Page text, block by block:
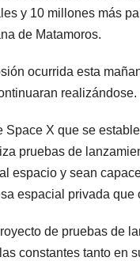
y 10 millones más
de Matamoros.
ocurrida esta
realizándose.
Space X que se
pruebas de
espacio y sean
espacial privada
de pruebas de
constantes tanto en